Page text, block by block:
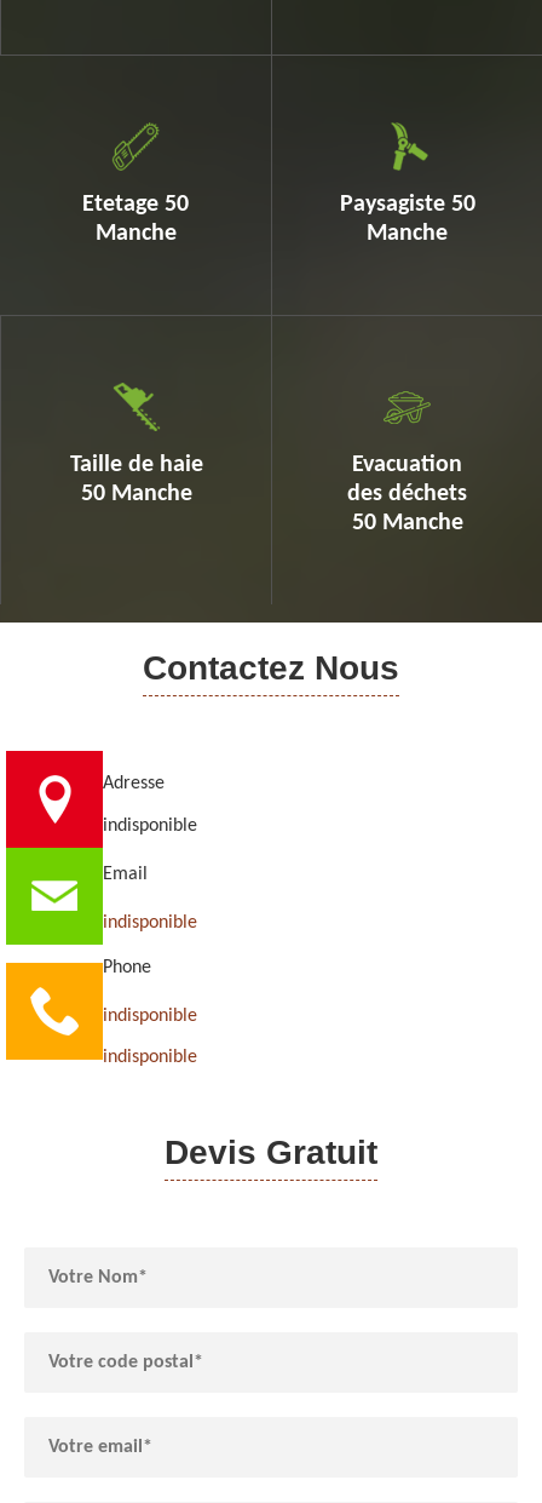
Etetage 50
Manche
Paysagiste 50
Manche
Taille de haie
50 Manche
Evacuation
des déchets
50 Manche
Contactez Nous
Adresse
indisponible
Email
indisponible
Phone
indisponible
indisponible
Devis Gratuit